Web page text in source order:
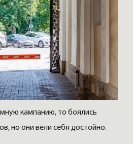
кампанию, то боялись
но они вели себя достойно.